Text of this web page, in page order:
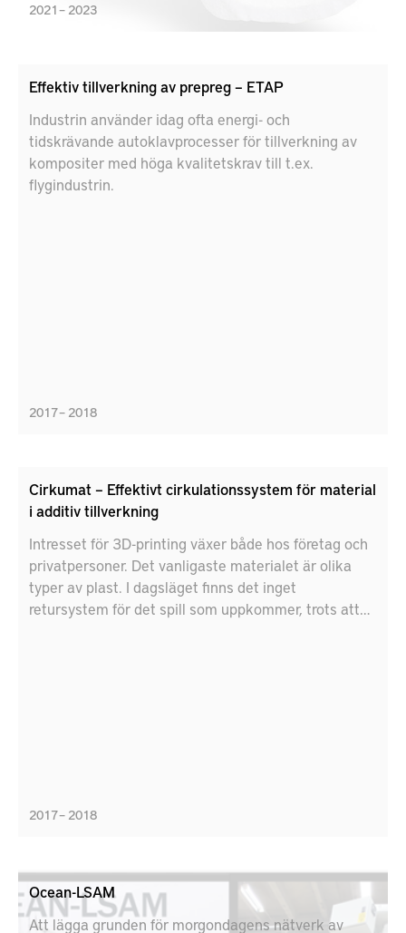
2021 – 2023
Effektiv tillverkning av prepreg – ETAP
Industrin använder idag ofta energi- och
tidskrävande autoklavprocesser för tillverkning av
kompositer med höga kvalitetskrav till t.ex.
flygindustrin.
2017 – 2018
Cirkumat – Effektivt cirkulationssystem för material
i additiv tillverkning
Intresset för 3D-printing växer både hos företag och
privatpersoner. Det vanligaste materialet är olika
typer av plast. I dagsläget finns det inget
retursystem för det spill som uppkommer, trots att
2017 – 2018
Ocean-LSAM
Att lägga grunden för morgondagens nätverk av